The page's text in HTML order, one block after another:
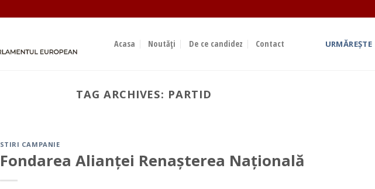
Acasa Noutăți De ce candidez Contact URMĂREȘTE
TAG ARCHIVES: PARTID
Sondajele de opinie indică faptul că polul conservator format în jurul AUR, din
STIRI CAMPANIE
Fondarea Alianței Renașterea Națională